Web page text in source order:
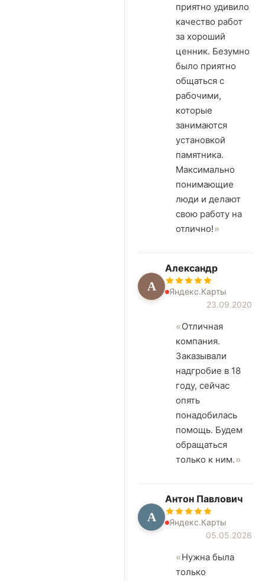
приятно удивило
качество работ
за хороший
ценник. Безумно
было приятно
общаться с
рабочими,
которые
занимаются
установкой
памятника.
Максимально
понимающие
люди и делают
свою работу на
отлично!
А
Александр
Яндекс.Карты
23.09.2020
Отличная
компания.
Заказывали
надгробие в 18
году, сейчас
опять
понадобилась
помощь. Будем
обращаться
только к ним.
А
Антон Павлович
Яндекс.Карты
05.05.2026
Нужна была
только